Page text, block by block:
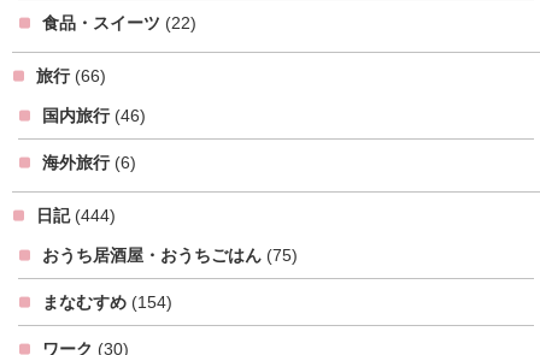
食品・スイーツ (22)
旅行(66)
国内旅行(46)
海外旅行(6)
日記(444)
おうち居酒屋・おうちごはん (75)
まなむすめ (154)
ワーク (30)